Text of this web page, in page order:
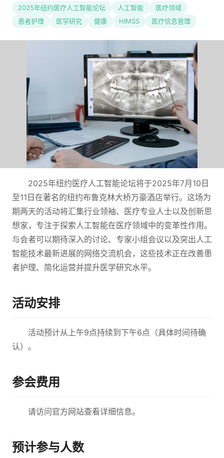
2025年纽约医疗人工智能论坛 人工智能
医疗领域
患者护理
医学研究 健康 HIMSS 医疗信息管理
2025年纽约医疗人工智能论坛将于2025年7月10日
至11日在著名的纽约布鲁克林大桥万豪酒店举行。这场为
期两天的活动将汇集行业领袖、医疗专业人士以及创新思
想家，专注于探索人工智能在医疗领域中的变革性作用。
与会者可以期待深入的讨论、专家小组会议以及突出人工
智能技术最新进展的网络交流机会，这些技术正在改善患
者护理、简化运营并提升医学研究水平。
活动安排
活动预计从上午9点持续到下午6点（具体时间待确
认）。
参会费用
请访问官方网站查看详细信息。
预计参与人数